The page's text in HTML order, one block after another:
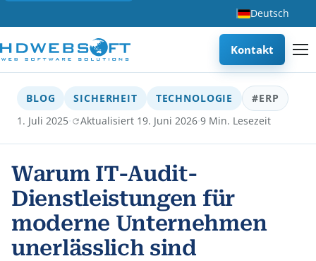
Deutsch
Kontakt
BLOG SICHERHEIT TECHNOLOGIE
#ERP
1. Juli 2025· Aktualisiert 19. Juni 2026·9 Min. Lesezeit
Warum IT-Audit-
Dienstleistungen für
moderne Unternehmen
unerlässlich sind